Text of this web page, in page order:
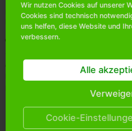
Bittemelden Sie sich an, um mehr
Produkt zu erhalten.
Merken
Artikel-Nr.:
816
144
Wir nutzen Cookies auf unserer
Cookies sind technisch
uns helfen, diese Website und
verbessern.
Alle
Cookie-